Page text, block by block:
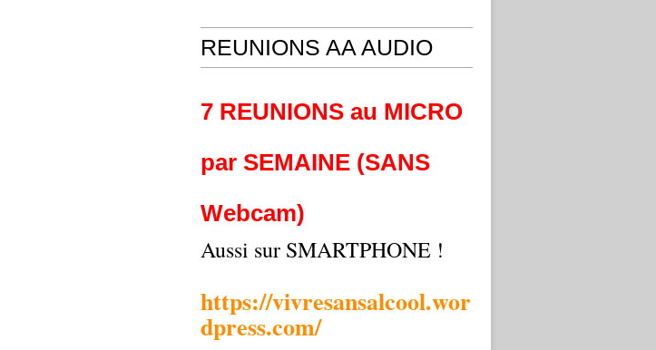
REUNIONS AA AUDIO
7 REUNIONS au MICRO
par SEMAINE (SANS
Webcam)
Aussi sur SMARTPHONE !
https://vivresansalcool.wor
dpress.com/